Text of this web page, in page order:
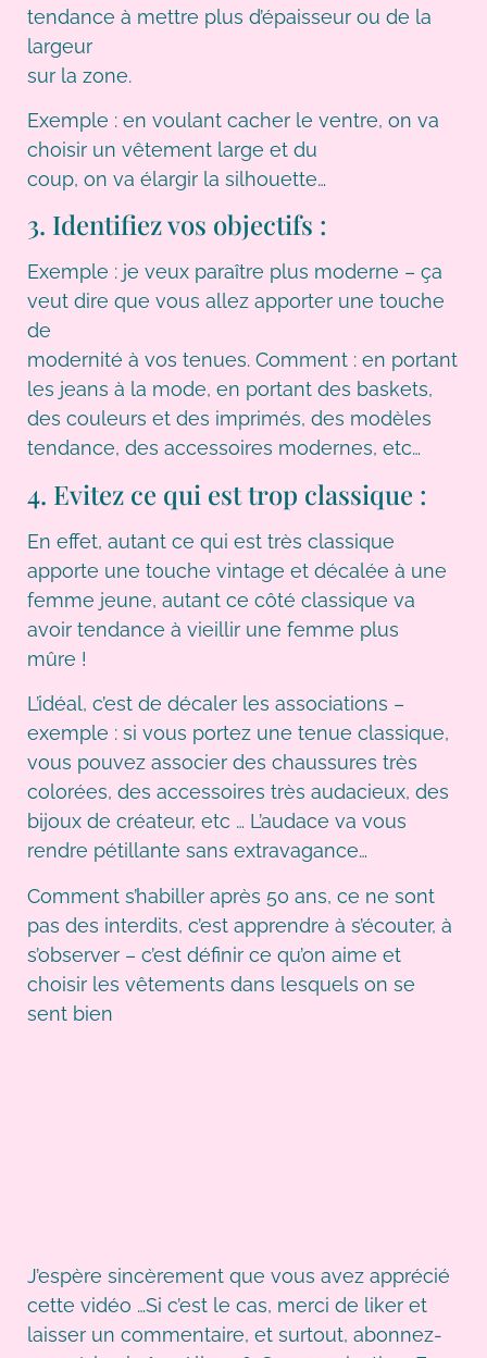
tendance à mettre plus d’épaisseur ou de la
largeur
sur la zone.
Exemple : en voulant cacher le ventre, on va
choisir un vêtement large et du
coup, on va élargir la silhouette…
3. Identifiez vos objectifs :
Exemple : je veux paraître plus moderne – ça
veut dire que vous allez apporter une touche
de
modernité à vos tenues. Comment : en portant
les jeans à la mode, en portant des baskets,
des couleurs et des imprimés, des modèles
tendance, des accessoires modernes, etc…
4. Evitez ce qui est trop classique :
En effet, autant ce qui est très classique
apporte une touche vintage et décalée à une
femme jeune, autant ce côté classique va
avoir tendance à vieillir une femme plus
mûre !
L’idéal, c’est de décaler les associations –
exemple : si vous portez une tenue classique,
vous pouvez associer des chaussures très
colorées, des accessoires très audacieux, des
bijoux de créateur, etc … L’audace va vous
rendre pétillante sans extravagance…
Comment s’habiller après 50 ans, ce ne sont
pas des interdits, c’est apprendre à s’écouter, à
s’observer – c’est définir ce qu’on aime et
choisir les vêtements dans lesquels on se
sent bien
J’espère sincèrement que vous avez apprécié
cette vidéo …Si c’est le cas, merci de liker et
laisser un commentaire, et surtout, abonnez-